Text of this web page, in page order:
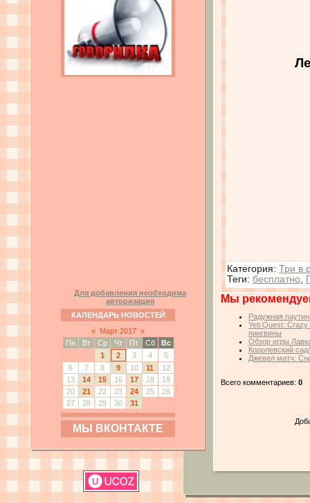
Для добавления необходима
авторизация
КАЛЕНДАРЬ НОВОСТЕЙ
« Март 2017 »
Пн
Вт Ср Чт Пт Сб
Вс
1
2 3 4
5
6
7 8 9 10 11
12
13
14 15 16 17 18
19
20
21 22 23 24 25
26
27
28 29 30 31
МЫ ВКОНТАКТЕ
Категория: Три в
Теги: бесплатно
Мы
Радужная
Yeti Quest:
пингвины
Обзор игры
Королевский
Джевел матч:
Всего комментариев: 0